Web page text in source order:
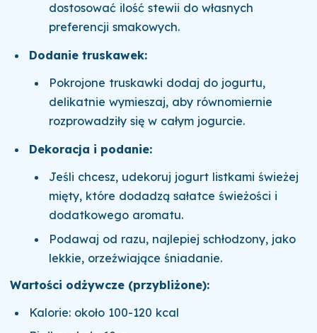
dostosować ilość stewii do własnych
preferencji smakowych.
Dodanie truskawek:
Pokrojone truskawki dodaj do jogurtu,
delikatnie wymieszaj, aby równomiernie
rozprowadziły się w całym jogurcie.
Dekoracja i podanie:
Jeśli chcesz, udekoruj jogurt listkami świeżej
mięty, które dodadzą sałatce świeżości i
dodatkowego aromatu.
Podawaj od razu, najlepiej schłodzony, jako
lekkie, orzeźwiające śniadanie.
Wartości odżywcze (przybliżone):
Kalorie: około 100-120 kcal